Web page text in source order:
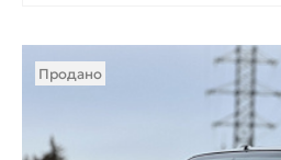
Продано